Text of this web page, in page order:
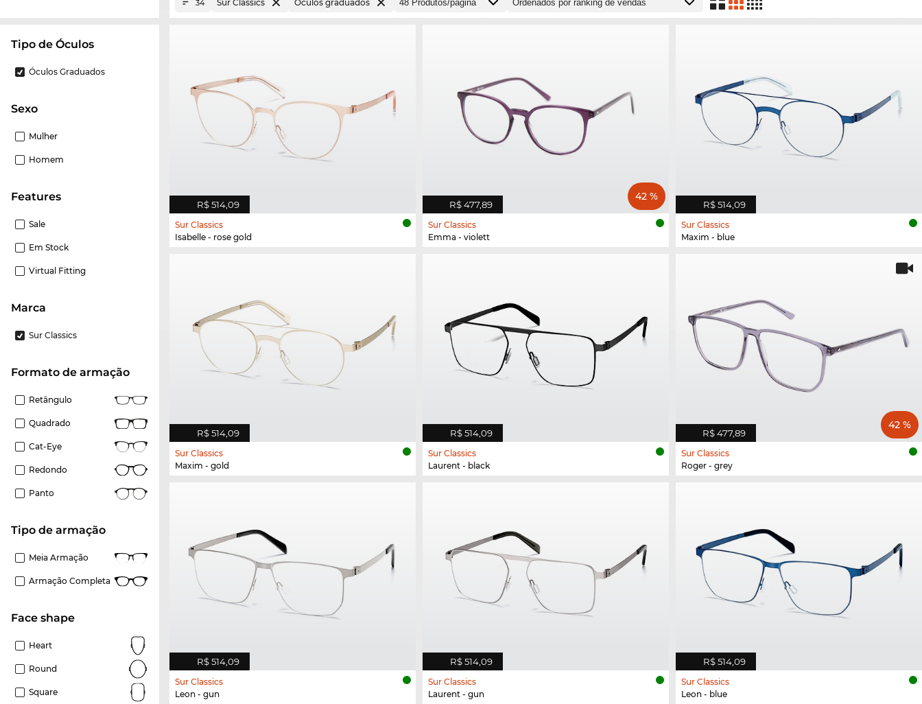
Tipo de Óculos
Óculos Graduados
Sexo
Mulher
Homem
Features
Sale
Em Stock
Virtual Fitting
Marca
Sur Classics
Formato de armação
Retângulo
Quadrado
Cat-Eye
Redondo
Panto
Tipo de armação
Meia Armação
Armação Completa
Face shape
Heart
Round
Square
34 Sur Classics Óculos graduados
R$ 514,09
Sur Classics
Isabelle - rose gold
R$ 477,89
42 %
Sur Classics
Emma - violett
R$ 514,09
Sur Classics
Maxim - blue
R$ 514,09
Sur Classics
Maxim - gold
R$ 514,09
Sur Classics
Laurent - black
R$ 477,89
42 %
Sur Classics
Roger - grey
R$ 514,09
Sur Classics
Leon - gun
R$ 514,09
Sur Classics
Laurent - gun
R$ 514,09
Sur Classics
Leon - blue